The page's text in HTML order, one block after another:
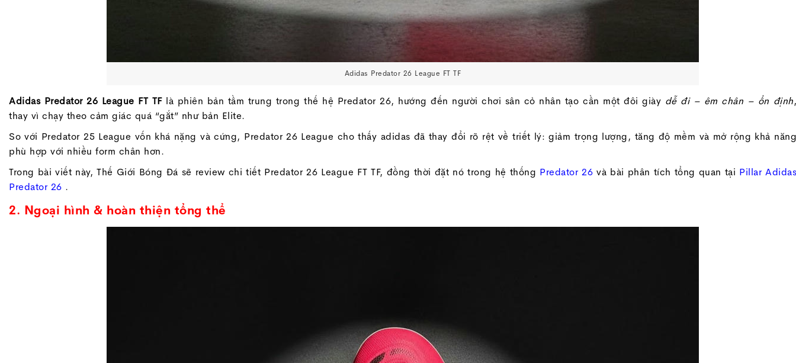
Adidas Predator 26 League FT TF
Adidas Predator 26 League FT TFlà phiên bản tầm trung trong thế hệ Predator 26, hướng đến người chơi sân cỏ nhân tạo cần một đôi giày dễ đi – êm chân – ổn định
thay vì chạy theo cảm giác quá “gắt” như bản Elite.
So với Predator 25 League vốn khá nặng và cứng, Predator 26 League cho thấy adidas đã thay đổi rõ rệt về triết lý: giảm trọng lượng, tăng độ mềm và mở rộng khả năng
phù hợp với nhiều form chân hơn.
Trong bài viết này, Thế Giới Bóng Đá sẽ review chi tiết Predator 26 League FT TF, đồng thời đặt nó trong hệ thống Predator 26 và bài phân tích tổng quan tại Pillar Adidas
Predator 26 .
2. Ngoại hình & hoàn thiện tổng thể